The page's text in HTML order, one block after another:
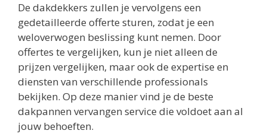
De dakdekkers zullen je vervolgens een
gedetailleerde offerte sturen, zodat je een
weloverwogen beslissing kunt nemen. Door
offertes te vergelijken, kun je niet alleen de
prijzen vergelijken, maar ook de expertise en
diensten van verschillende professionals
bekijken. Op deze manier vind je de beste
dakpannen vervangen service die voldoet aan al
jouw behoeften.